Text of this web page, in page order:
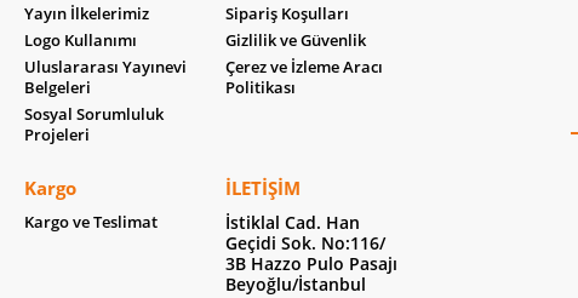
Yayın İlkelerimiz
Logo Kullanımı
Uluslararası Yayınevi
Belgeleri
Sosyal Sorumluluk
Projeleri
Sipariş Koşulları
Gizlilik ve Güvenlik
Çerez ve İzleme Aracı
Politikası
Kargo
Kargo ve Teslimat
İLETIŞIM
İstiklal Cad. Han
Geçidi Sok. No:116/
3B Hazzo Pulo Pasajı
Beyoğlu/İstanbul